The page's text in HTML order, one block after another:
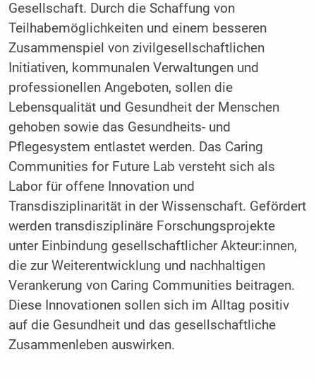
Gesellschaft. Durch die Schaffung von
Teilhabemöglichkeiten und einem besseren
Zusammenspiel von zivilgesellschaftlichen
Initiativen, kommunalen Verwaltungen und
professionellen Angeboten, sollen die
Lebensqualität und Gesundheit der Menschen
gehoben sowie das Gesundheits- und
Pflegesystem entlastet werden. Das Caring
Communities for Future Lab versteht sich als
Labor für offene Innovation und
Transdisziplinarität in der Wissenschaft. Gefördert
werden transdisziplinäre Forschungsprojekte
unter Einbindung gesellschaftlicher Akteur:innen,
die zur Weiterentwicklung und nachhaltigen
Verankerung von Caring Communities beitragen.
Diese Innovationen sollen sich im Alltag positiv
auf die Gesundheit und das gesellschaftliche
Zusammenleben auswirken.